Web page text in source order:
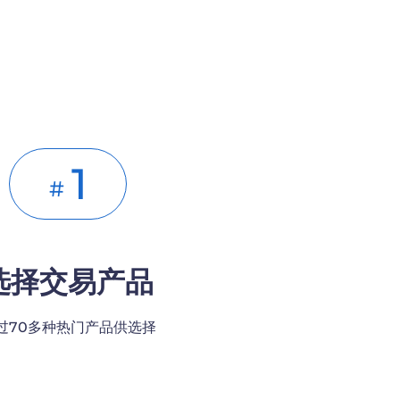
# 1
择交易产品
70多种热门产品供选择